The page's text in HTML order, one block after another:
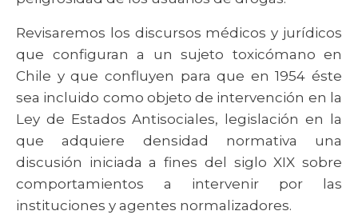
Revisaremos los discursos médicos y jurídicos
que configuran a un sujeto toxicómano en
Chile y que confluyen para que en 1954 éste
sea incluido como objeto de intervención en la
Ley de Estados Antisociales, legislación en la
que adquiere densidad normativa una
discusión iniciada a fines del siglo XIX sobre
comportamientos a intervenir por las
instituciones y agentes normalizadores.